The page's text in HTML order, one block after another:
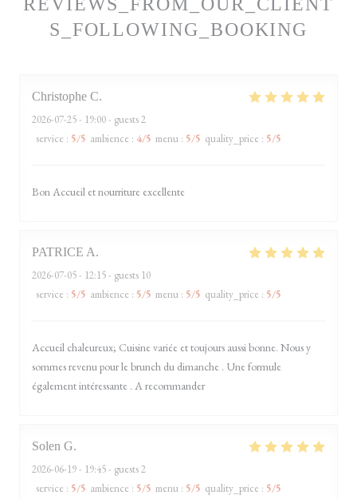
S_FOLLOWING_BOOKING
Christophe C
2026-07-25- 19:00 - guests 2
service : 5/5 ambience : 4/5 menu : 5/5 quality_price : 5/5
Bon Accueil et nourriture excellente
PATRICE A
2026-07-05- 12:15 - guests 10
service : 5/5 ambience : 5/5 menu : 5/5 quality_price : 5/5
Accueil chaleureux; Cuisine variée et toujours aussi bonne. Nous y
sommes revenu pour le brunch du dimanche . Une formule
également intéressante . A recommander
Solen G
2026-06-19- 19:45 - guests 2
service : 5/5 ambience : 5/5 menu : 5/5 quality_price : 5/5